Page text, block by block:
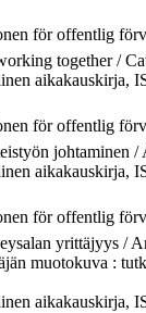
för offentlig
together /
aikakauskirja,
för offentlig
johtaminen
aikakauskirja,
för offentlig
yrittäjyys /
muotokuva :
aikakauskirja,